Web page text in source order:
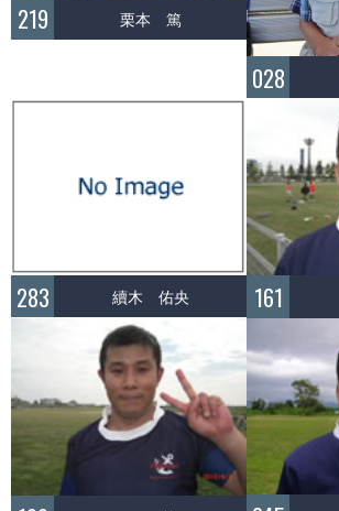
219 栗本 篤
028
283 續木 佑央 161